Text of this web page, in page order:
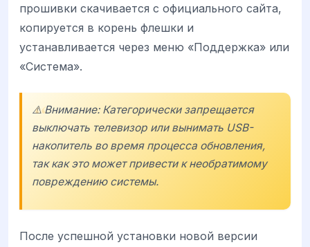
прошивки скачивается с официального сайта,
копируется в корень флешки и
устанавливается через меню «Поддержка» или
«Система».
⚠️ Внимание: Категорически запрещается
выключать телевизор или вынимать USB-
накопитель во время процесса обновления,
так как это может привести к необратимому
повреждению системы.
После успешной установки новой версии